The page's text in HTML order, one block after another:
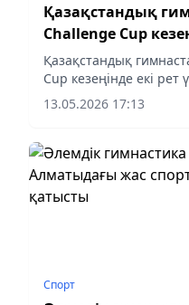
Қазақстандық
Challenge Cup
бестікке енді
Қазақстандық
Cup кезеңінде екі рет
13.05.2026 17:13
Спорт